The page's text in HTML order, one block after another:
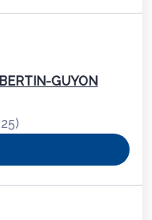
GUYON